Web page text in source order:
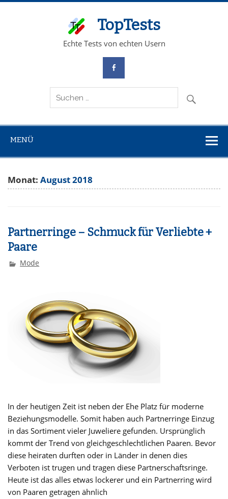
TopTests
Echte Tests von echten Usern
MENÜ
Monat:August 2018
Partnerringe – Schmuck für Verliebte +
Paare
Mode
In der heutigen Zeit ist neben der Ehe Platz für moderne
Beziehungsmodelle. Somit haben auch Partnerringe Einzug
in das Sortiment vieler Juweliere gefunden. Ursprünglich
kommt der Trend von gleichgeschlechtlichen Paaren. Bevor
diese heiraten durften oder in Länder in denen dies
Verboten ist trugen und tragen diese Partnerschaftsringe.
Heute ist das alles etwas lockerer und ein Partnerring wird
von Paaren getragen ähnlich